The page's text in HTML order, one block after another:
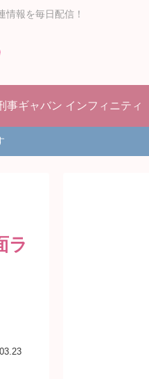
報を毎日配信！
事ギャバン インフィニティ
ラ